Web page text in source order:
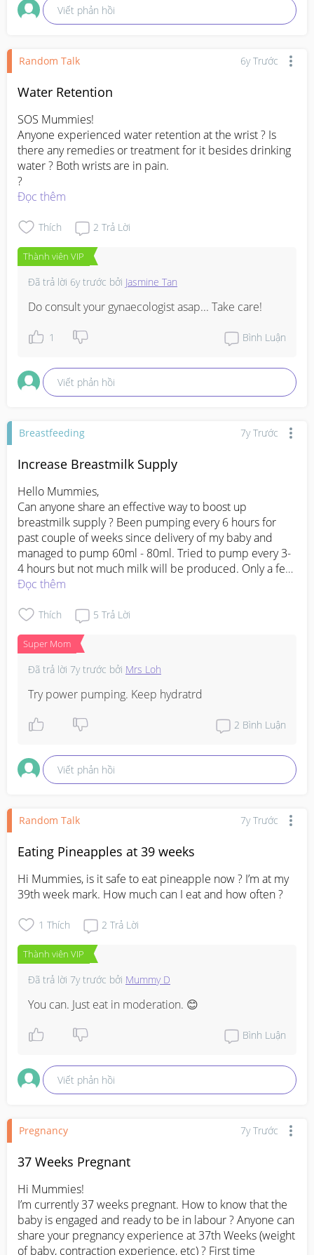
Viết phản hồi
Random Talk 6y Trước
Water Retention
SOS Mummies!
Anyone experienced water retention at the wrist ? Is
there any remedies or treatment for it besides drinking
water ? Both wrists are in pain.
?
Đọc thêm
Thích 2 Trả Lời
Thành viên VIP
Đã trả lời 6y trước bởi Jasmine Tan
Do consult your gynaecologist asap... Take care!
1 Bình Luận
Viết phản hồi
Breastfeeding 7y Trước
Increase Breastmilk Supply
Hello Mummies,
Can anyone share an effective way to boost up
breastmilk supply ? Been pumping every 6 hours for
past couple of weeks since delivery of my baby and
managed to pump 60ml - 80ml. Tried to pump every 3-
4 hours but not much milk will be produced. Only a few
drops. Feeling rather affected over this as I really want
Đọc thêm
Thích 5 Trả Lời
Super Mom
Đã trả lời 7y trước bởi Mrs Loh
Try power pumping. Keep hydratrd
2 Bình Luận
Viết phản hồi
Random Talk 7y Trước
Eating Pineapples at 39 weeks
Hi Mummies, is it safe to eat pineapple now ? I’m at my
39th week mark. How much can I eat and how often ?
1 Thích 2 Trả Lời
Thành viên VIP
Đã trả lời 7y trước bởi Mummy D
You can. Just eat in moderation. 😊
Bình Luận
Viết phản hồi
Pregnancy 7y Trước
37 Weeks Pregnant
Hi Mummies!
I’m currently 37 weeks pregnant. How to know that the
baby is engaged and ready to be in labour ? Anyone can
share your pregnancy experience at 37th Weeks (weight
of baby, contraction experience, etc) ? First time